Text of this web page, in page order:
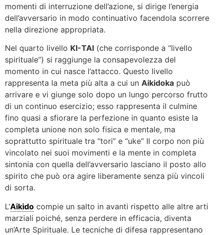
momenti di interruzione dell’azione, si dirige l’energia
dell’avversario in modo continuativo facendola scorrere
nella direzione appropriata.
Nel quarto livello KI-TAI (che corrisponde a “livello
spirituale”) si raggiunge la consapevolezza del
momento in cui nasce l’attacco. Questo livello
rappresenta la meta più alta a cui un Aikidoka può
arrivare e vi giunge solo dopo un lungo percorso frutto
di un continuo esercizio; esso rappresenta il culmine
fino quasi a sfiorare la perfezione in quanto esiste la
completa unione non solo fisica e mentale, ma
soprattutto spirituale tra “tori” e “uke” Il corpo non più
vincolato nei suoi movimenti e la mente in completa
sintonia con quella dell’avversario lasciano il posto allo
spirito che può ora agire liberamente senza più vincoli
di sorta.
L’Aikido compie un salto in avanti rispetto alle altre arti
marziali poiché, senza perdere in efficacia, diventa
un’Arte Spirituale. Le tecniche di difesa rappresentano